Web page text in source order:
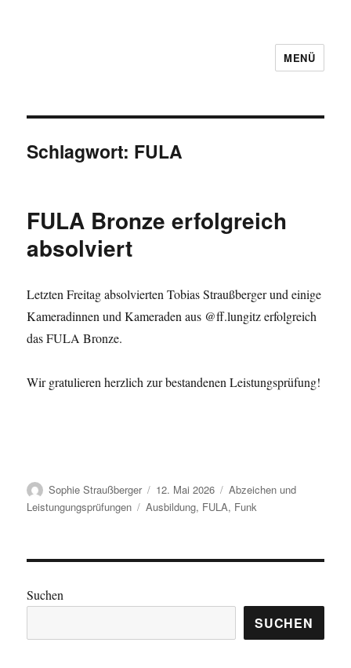
MENÜ
Schlagwort: FULA
FULA Bronze erfolgreich
absolviert
Letzten Freitag absolvierten Tobias Straußberger und einige
Kameradinnen und Kameraden aus @ff.lungitz erfolgreich
das FULA Bronze.
Wir gratulieren herzlich zur bestandenen Leistungsprüfung!
Autor
Sophie Straußberger
Veröffentlicht
am
12. Mai 2026 Kategorien
Abzeichen und
Leistungungsprüfungen
Schlagwörter
Ausbildung, FULA, Funk
Suchen
SUCHEN